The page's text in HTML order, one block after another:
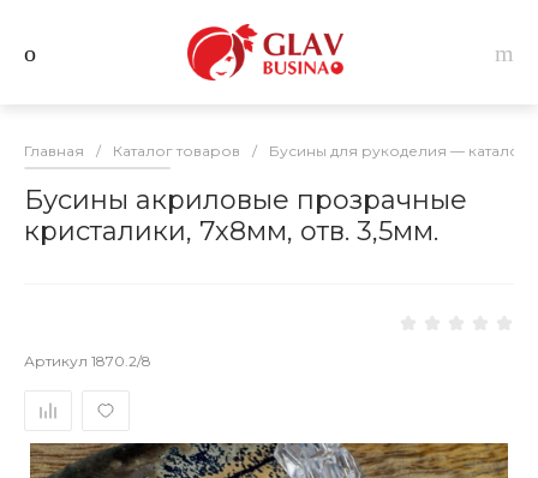
Главная / Каталог товаров / Бусины для рукоделия — каталог
Бусины акриловые прозрачные
кристалики, 7х8мм, отв. 3,5мм.
Артикул 1870.2/8